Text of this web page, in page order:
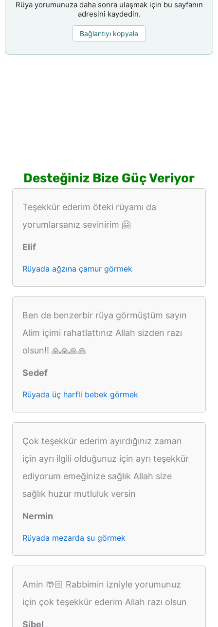
Rüya yorumunuza daha sonra ulaşmak için bu sayfanın
adresini kaydedin.
Bağlantıyı kopyala
Desteğiniz Bize Güç Veriyor
Teşekkür ederim öteki rüyamı da
yorumlarsanız sevinirim 🤗
Elif
Rüyada ağzına çamur görmek
Ben de benzerbir rüya görmüştüm sayın
Alim içimi rahatlattınız Allah sizden razı
olsun!! 🙏🙏🙏🙏
Sedef
Rüyada üç harfli bebek görmek
Çok teşekkür ederim ayırdığınız zaman
için ayrı ilgili olduğunuz için ayrı teşekkür
ediyorum emeğinize sağlık Allah size
sağlık huzur mutluluk versin
Nermin
Rüyada mezarda su görmek
Amin 🤲🏻 Rabbimin izniyle yorumunuz
için çok teşekkür ederim Allah razı olsun
Sibel